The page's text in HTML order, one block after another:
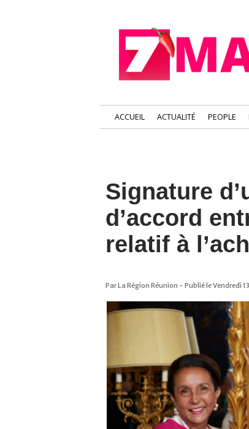
ACCUEIL ACTUALITÉ PEOPLE
Signature
d’accord
relatif à
Par La Région Réunion - Publié le Vendredi